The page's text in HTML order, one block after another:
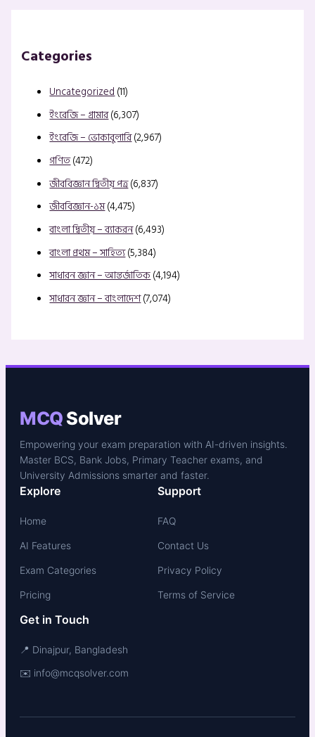
Categories
Uncategorized(11)
ইংরেজি – গ্রামার(6,307)
ইংরেজি – ভোকাবুলারি(2,967)
গণিত(472)
জীববিজ্ঞান দ্বিতীয় পত্র(6,837)
জীববিজ্ঞান-১ম(4,475)
বাংলা দ্বিতীয় – ব্যাকরন(6,493)
বাংলা প্রথম – সাহিত্য(5,384)
সাধারন জ্ঞান – আন্তর্জাতিক(4,194)
সাধারন জ্ঞান – বাংলাদেশ(7,074)
MCQSolver
Empowering your exam preparation with AI-driven insights.
Master BCS, Bank Jobs, Primary Teacher exams, and
University Admissions smarter and faster.
Explore
Home
AI Features
Exam Categories
Pricing
Support
FAQ
Contact Us
Privacy Policy
Terms of Service
Get in Touch
📍 Dinajpur, Bangladesh
✉️ info@mcqsolver.com